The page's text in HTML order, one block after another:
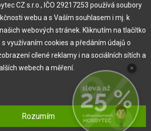
-2026HOBBYTEC ,info@hobbytec.cz,
nastavení cookies
Shean s.r.o.
CZ s.r.o., IČO 29217253 používá soubory
webu a s Vaším souhlasem i mj. k
webových stránek. Kliknutím na tlačítko
s využívaním cookies a předáním údajů o
cílené reklamy i na sociálních sítích a
webech a měření.
několik druhů kategorií cookies:
Rozumím
×